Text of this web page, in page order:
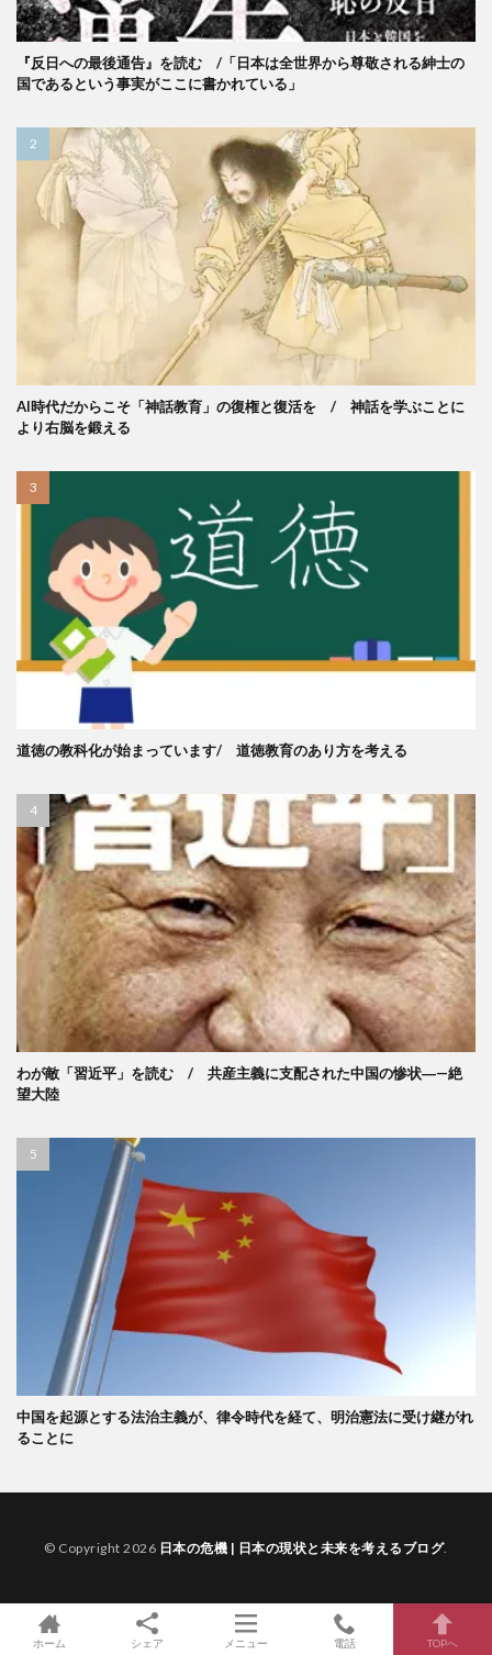
『反日への最後通告』を読む /「日本は全世界から尊敬される紳士の
国であるという事実がここに書かれている」
AI時代だからこそ「神話教育」の復権と復活を / 神話を学ぶことに
より右脳を鍛える
道徳の教科化が始まっています/ 道徳教育のあり方を考える
わが敵「習近平」を読む / 共産主義に支配された中国の惨状―—絶
望大陸
中国を起源とする法治主義が、律令時代を経て、明治憲法に受け継がれ
ることに
© Copyright 2026 日本の危機 | 日本の現状と未来を考えるブログ.
ホーム シェア メニュー 電話 TOPへ